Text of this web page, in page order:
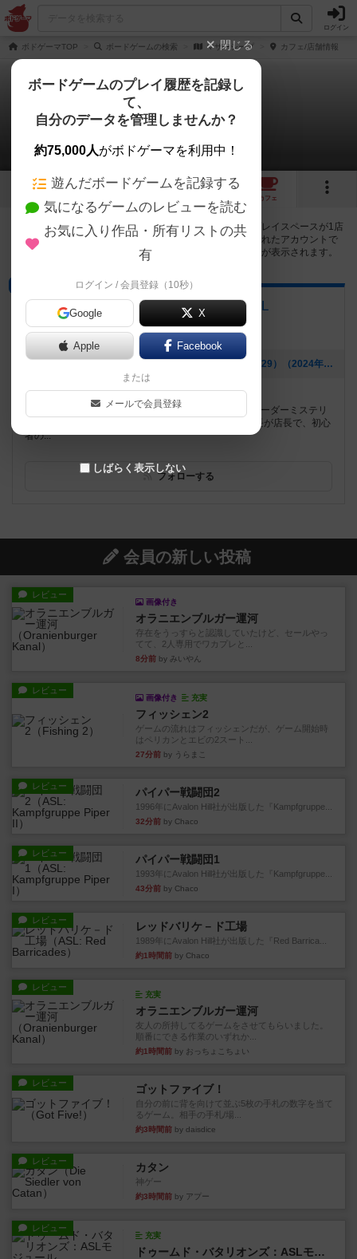
ログイン
ボドゲーマTOP ボードゲームの検索 マザーシープ カフェ/店舗情報
マザーシープ
1店のカフェ/スペースが提供中
2 1
カフェ
マザーシープで遊ぶことができるボードゲームカフェ・プレイスペースが1店
登録されています。公開プロフィールの都道府県が設定されたアカウントで
ログインすると、同じ都道府県内の店舗に絞り込むボタンが表示されます。
プレイスペース
ボードゲーム倶楽部 ALSPIEL
山口県山口市道場門前1-3-5 オメガビル2F
[NEW] ALSPIELマーダーミステリー会 2024 Vol.17（4/29）（2024年04月01日 19時47分）
遊べるボードゲーム
山口県内で(たぶん)ここだけ！ボードゲームや人狼、マーダーミステリ
ーゲームを遊べる専門店です★ 声優でもあるアル隊長が店長で、初心
者の...
フォローする
会員の新しい投稿
レビュー
画像付き
オラニエンブルガー運河
存在をうっすらと認識していたけど、セールやっ
てて、2人専用でワカプレと...
8分前 by みいやん
レビュー
画像付き 充実
フィッシェン2
ゲームの流れはフィッシェンだが、ゲーム開始時
はペリカンとエビの2スート...
27分前 by うらまこ
レビュー パイパー戦闘団2
1996年にAvalon Hill社が出版した『Kampfgruppe...
32分前 by Chaco
レビュー パイパー戦闘団1
1993年にAvalon Hill社が出版した『Kampfgruppe...
43分前 by Chaco
レビュー レッドバリケ－ド工場
1989年にAvalon Hill社が出版した『Red Barrica...
約1時間前 by Chaco
レビュー
充実
オラニエンブルガー運河
友人の所持してるゲームをさせてもらいました。
順番にできる作業のいずれか...
約1時間前 by おっちょこちょい
レビュー ゴットファイブ！
自分の前に背を向けて並ぶ5枚の手札の数字を当て
るゲーム。相手の手札/場...
約3時間前 by daisdice
レビュー カタン
神ゲー
約3時間前 by アプー
レビュー
充実
ドゥームド・バタリオンズ：ASLモジュール11
閉じる
ボードゲームのプレイ履歴を記録し
て、
自分のデータを管理しませんか？
約75,000人がボドゲーマを利用中！
遊んだボードゲームを記録する
気になるゲームのレビューを読む
お気に入り作品・所有リストの共
有
ログイン / 会員登録（10秒）
Google X
Apple Facebook
または
メールで会員登録
しばらく表示しない